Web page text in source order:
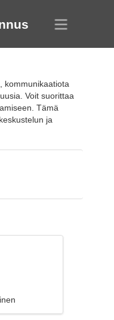
kommunikaatiota
Voit suorittaa
Tämä
ja